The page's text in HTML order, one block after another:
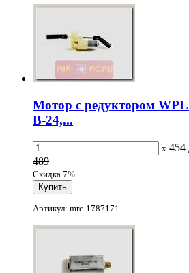
Мотор с редуктором
B-24,...
x 454
489
Скидка 7%
Артикул: mrc-1787171